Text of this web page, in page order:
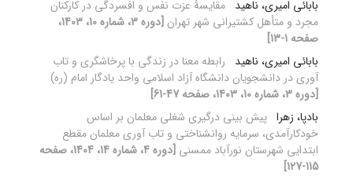
بابائی امیری، ناهید مقایسۀ عزت نفس و افسردگی در کارکنان
مجرد و متأهل کشتیرانی شهر تهران
[دوره 3، شماره 10، 1403،
صفحه 1-13]
بابائی امیری، ناهید
رابطه معنا در زندگی با پرخاشگری و تاب‏
آوری در دانشجویان دانشگاه آزاد اسلامی واحد یادگار امام (ره)
[دوره 3، شماره 10، 1403، صفحه 47-61]
بادپا، زهرا پیش بینی درگیری شغلی معلمان بر اساس
خودکارآمدی، سرمایه روانشناختی و تاب آوری معلمان مقطع
ابتدایی شهرستان نورآباد ممسنی
[دوره 4، شماره 14، 1404، صفحه
115-127]